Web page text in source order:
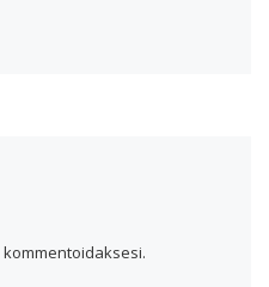
kommentoidaksesi.